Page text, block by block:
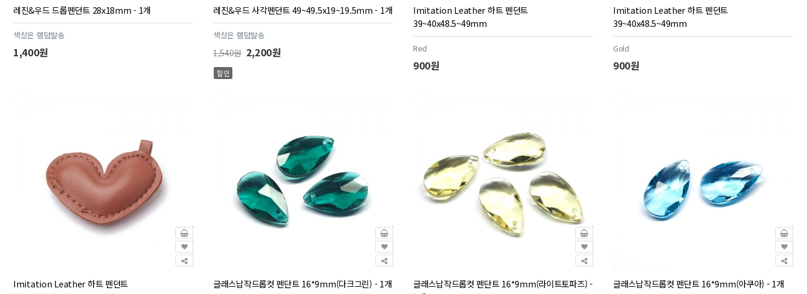
레진&우드 드롭펜던트 28x18mm - 1개
색상은 램덤발송
1,400원
레진&우드 사각펜던트 49~49.5x19~19.5mm - 1개
색상은 램덤발송
1,540원 2,200원
할인
Imitation Leather 하트 펜던트
39~40x48.5~49mm
Red
900원
Imitation Leather 하트 펜던트
39~40x48.5~49mm
Gold
900원
Imitation Leather 하트 펜던트
글래스납작드롭컷 펜단트 16*9mm(다크그린) - 1개
글래스납작드롭컷 펜단트 16*9mm(라이트토파즈) -
글래스납작드롭컷 펜단트 16*9mm(아쿠아) - 1개